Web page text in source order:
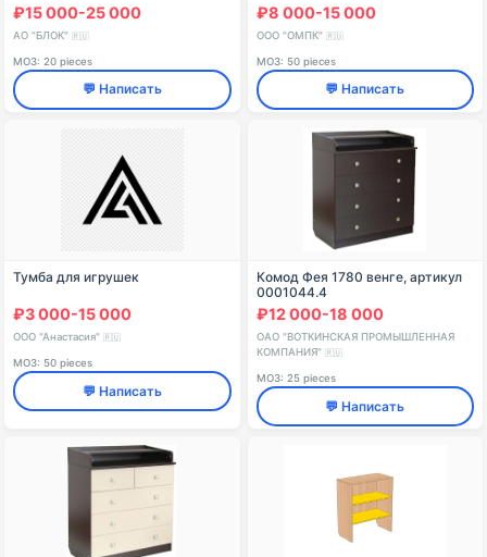
₽15 000-25 000
АО "БЛОК" 🇷🇺
МОЗ: 20 pieces
💬 Написать
₽8 000-15 000
ООО "ОМПК" 🇷🇺
МОЗ: 50 pieces
💬 Написать
Тумба для игрушек
₽3 000-15 000
ООО "Анастасия" 🇷🇺
МОЗ: 50 pieces
💬 Написать
Комод Фея 1780 венге, артикул
0001044.4
₽12 000-18 000
ОАО "ВОТКИНСКАЯ ПРОМЫШЛЕННАЯ
КОМПАНИЯ"
🇷🇺
МОЗ: 25 pieces
💬 Написать